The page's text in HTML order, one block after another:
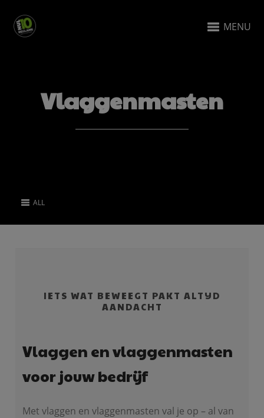
MENU
Vlaggenmasten
ALL
IETS WAT BEWEEGT PAKT ALTIJD
AANDACHT
Vlaggen en vlaggenmasten
voor jouw bedrijf
Met vlaggen en vlaggenmasten val je op – al van